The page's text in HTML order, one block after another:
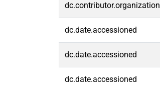
dc.contributor.organization
dc.date.accessioned
dc.date.accessioned
dc.date.accessioned